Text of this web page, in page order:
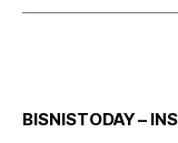
BISNISTODAY –